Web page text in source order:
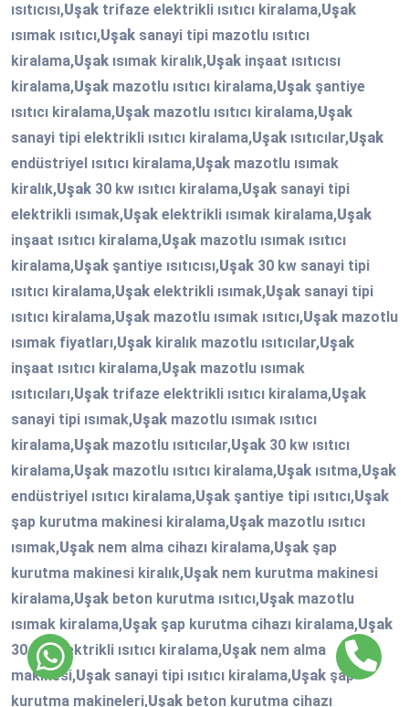
ısıtıcısı,Uşak trifaze elektrikli ısıtıcı kiralama,Uşak
ısımak ısıtıcı,Uşak sanayi tipi mazotlu ısıtıcı
kiralama,Uşak ısımak kiralık,Uşak inşaat ısıtıcısı
kiralama,Uşak mazotlu ısıtıcı kiralama,Uşak şantiye
ısıtıcı kiralama,Uşak mazotlu ısıtıcı kiralama,Uşak
sanayi tipi elektrikli ısıtıcı kiralama,Uşak ısıtıcılar,Uşak
endüstriyel ısıtıcı kiralama,Uşak mazotlu ısımak
kiralık,Uşak 30 kw ısıtıcı kiralama,Uşak sanayi tipi
elektrikli ısımak,Uşak elektrikli ısımak kiralama,Uşak
inşaat ısıtıcı kiralama,Uşak mazotlu ısımak ısıtıcı
kiralama,Uşak şantiye ısıtıcısı,Uşak 30 kw sanayi tipi
ısıtıcı kiralama,Uşak elektrikli ısımak,Uşak sanayi tipi
ısıtıcı kiralama,Uşak mazotlu ısımak ısıtıcı,Uşak mazotlu
ısımak fiyatları,Uşak kiralık mazotlu ısıtıcılar,Uşak
inşaat ısıtıcı kiralama,Uşak mazotlu ısımak
ısıtıcıları,Uşak trifaze elektrikli ısıtıcı kiralama,Uşak
sanayi tipi ısımak,Uşak mazotlu ısımak ısıtıcı
kiralama,Uşak mazotlu ısıtıcılar,Uşak 30 kw ısıtıcı
kiralama,Uşak mazotlu ısıtıcı kiralama,Uşak ısıtma,Uşak
endüstriyel ısıtıcı kiralama,Uşak şantiye tipi ısıtıcı,Uşak
şap kurutma makinesi kiralama,Uşak mazotlu ısıtıcı
ısımak,Uşak nem alma cihazı kiralama,Uşak şap
kurutma makinesi kiralık,Uşak nem kurutma makinesi
kiralama,Uşak beton kurutma ısıtıcı,Uşak mazotlu
ısımak kiralama,Uşak şap kurutma cihazı kiralama,Uşak
30 kw elektrikli ısıtıcı kiralama,Uşak nem alma
makinesi,Uşak sanayi tipi ısıtıcı kiralama,Uşak şap
kurutma makineleri,Uşak beton kurutma cihazı